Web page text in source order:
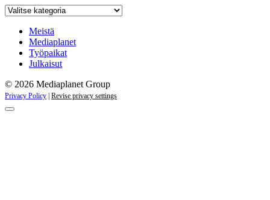
Katso
kampanjat
Meistä
Mediaplanet
Työpaikat
Julkaisut
© 2026 Mediaplanet Group
Privacy Policy Revise privacy settings